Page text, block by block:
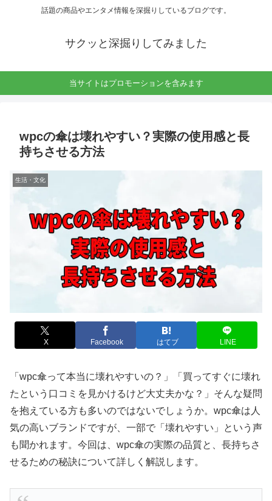
話題の商品やエンタメ情報を深掘りしているブログです。
サクッと深掘りしてみました
当サイトはプロモーションを含みます
wpcの傘は壊れやすい？実際の使用感と長
持ちさせる方法
生活・文化
X Facebook はてブ LINE
「wpc傘って本当に壊れやすいの？」「買ってすぐに壊れ
たという口コミを見かけるけど大丈夫かな？」そんな疑問
を抱えている方も多いのではないでしょうか。wpc傘は人
気の高いブランドですが、一部で「壊れやすい」という声
も聞かれます。今回は、wpc傘の実際の品質と、長持ちさ
せるための秘訣について詳しく解説します。